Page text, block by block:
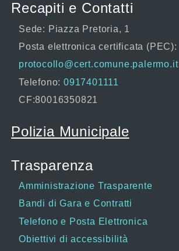
Recapiti e Contatti
Sede: Piazza Pretoria, 1
Posta elettronica certificata (PEC):
protocollo@cert.comune.palermo.it
Telefono: 0917401111
CF:80016350821
Polizia Municipale
Trasparenza
Amministrazione Trasparente
Bandi di Gara e Contratti
Telefono e Posta Elettronica
Obiettivi di accessibilità